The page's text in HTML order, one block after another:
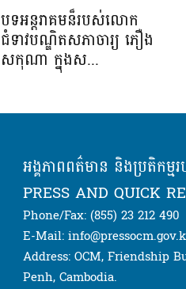
បទអន្តរាគមន៏របស់លោក
ជំទាវបណ្ឌិតសភាចារ្យ ភឿង
សកុណា ក្នុងស...
អង្គភាពពត៌មាន និងប្រតិកម្
PRESS AND QUICK
Phone/Fax: (855) 23 212 490
E-Mail:
Address: OCM, Friendship
Penh, Cambodia.